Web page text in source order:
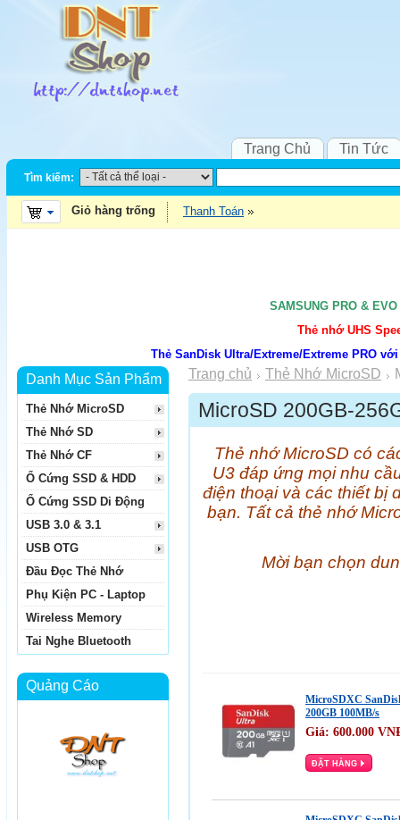
Trang Chủ Tin Tức
Tìm kiếm:
Giỏ hàng trống Thanh Toán
SAMSUNG PRO &
Thẻ nhớ UHS
Thẻ SanDisk Ultra/Extreme/Extreme PRO
Trang chủ Thẻ Nhớ MicroSD
MicroSD 200GB-
Thẻ nhớ MicroSD có
U3 đáp ứng mọi nhu
điện thoại và các thiết bị
bạn. Tất cả thẻ nhớ
Mời bạn chọn
MicroSDXC
200GB 100MB/s
Giá: 600.000
Danh Mục Sản Phẩm
Thẻ Nhớ MicroSD
Thẻ Nhớ SD
Thẻ Nhớ CF
Ổ Cứng SSD & HDD
Ổ Cứng SSD Di Động
USB 3.0 & 3.1
USB OTG
Đầu Đọc Thẻ Nhớ
Phụ Kiện PC - Laptop
Wireless Memory
Tai Nghe Bluetooth
Quảng Cáo